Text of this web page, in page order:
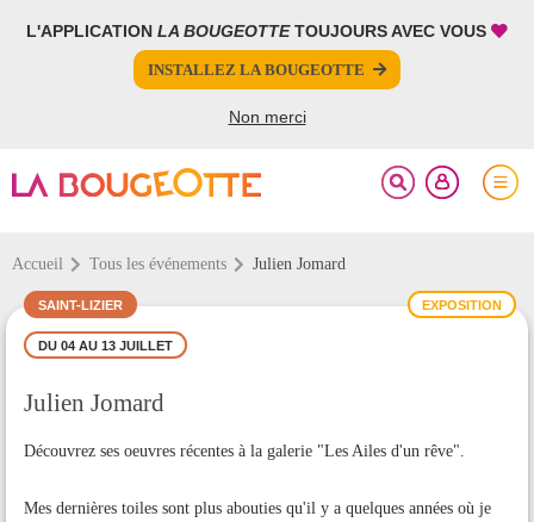
L'APPLICATION LA BOUGEOTTETOUJOURS AVEC VOUS
INSTALLEZ LA BOUGEOTTE
Non merci
Accueil Tous les événements Julien Jomard
EXPOSITION
SAINT-LIZIER
DU 04 AU 13 JUILLET
Julien Jomard
Découvrez ses oeuvres récentes à la galerie "Les Ailes d'un rêve".
Mes dernières toiles sont plus abouties qu'il y a quelques années où je
FERMER
PARTAGER
FERMER
Votre inscription à la newsletter a été effectuée.